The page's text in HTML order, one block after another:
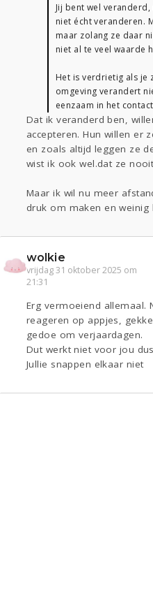
Jij bent wel
niet écht veranderen.
maar zolang ze daar
niet al te veel waarde
Het is verdrietig als je
omgeving verandert
eenzaam in het
Dat ik veranderd ben,
accepteren. Hun willen er
en zoals altijd leggen ze
wist ik ook wel.dat ze
Maar ik wil nu meer
druk om maken en
wolkie
vrijdag 31 oktober 2025 om
21:31
Erg vermoeiend allemaal.
reageren op appjes,
gedoe om verjaardagen.
Dut werkt niet voor jou
Jullie snappen elkaar niet